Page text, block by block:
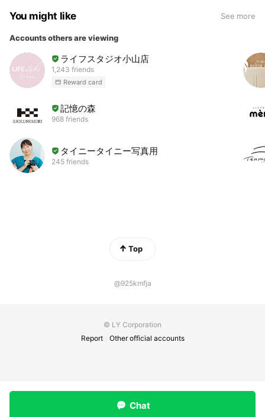
You might like See more
Accounts others are viewing
ライフスタジオ小山店
1,243 friends
Reward card
記憶の森
968 friends
タイニータイニー写真用
245 friends
Top
@925kmfja
© LY Corporation
Report
Other official accounts
Chat